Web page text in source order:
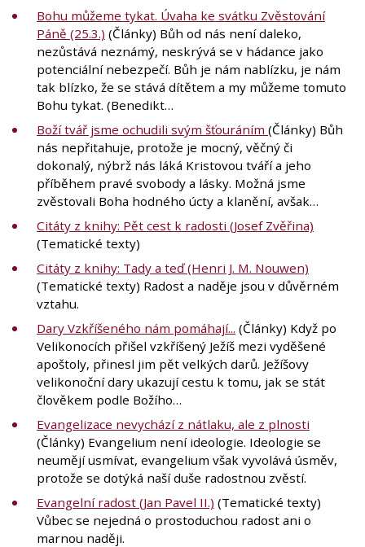
Bohu můžeme tykat. Úvaha ke svátku Zvěstování
Páně (25.3.) (Články) Bůh od nás není daleko,
nezůstává neznámý, neskrývá se v hádance jako
potenciální nebezpečí. Bůh je nám nablízku, je nám
tak blízko, že se stává dítětem a my můžeme tomuto
Bohu tykat. (Benedikt…
Boží tvář jsme ochudili svým šťouráním (Články) Bůh
nás nepřitahuje, protože je mocný, věčný či
dokonalý, nýbrž nás láká Kristovou tváří a jeho
příběhem pravé svobody a lásky. Možná jsme
zvěstovali Boha hodného úcty a klanění, avšak…
Citáty z knihy: Pět cest k radosti (Josef Zvěřina)
(Tematické texty)
Citáty z knihy: Tady a teď (Henri J. M. Nouwen)
(Tematické texty) Radost a naděje jsou v důvěrném
vztahu.
Dary Vzkříšeného nám pomáhají... (Články) Když po
Velikonocích přišel vzkříšený Ježíš mezi vyděšené
apoštoly, přinesl jim pět velkých darů. Ježíšovy
velikonoční dary ukazují cestu k tomu, jak se stát
člověkem podle Božího…
Evangelizace nevychází z nátlaku, ale z plnosti
(Články) Evangelium není ideologie. Ideologie se
neumějí usmívat, evangelium však vyvolává úsměv,
protože se dotýká naší duše radostnou zvěstí.
Evangelní radost (Jan Pavel II.) (Tematické texty)
Vůbec se nejedná o prostoduchou radost ani o
marnou naději.